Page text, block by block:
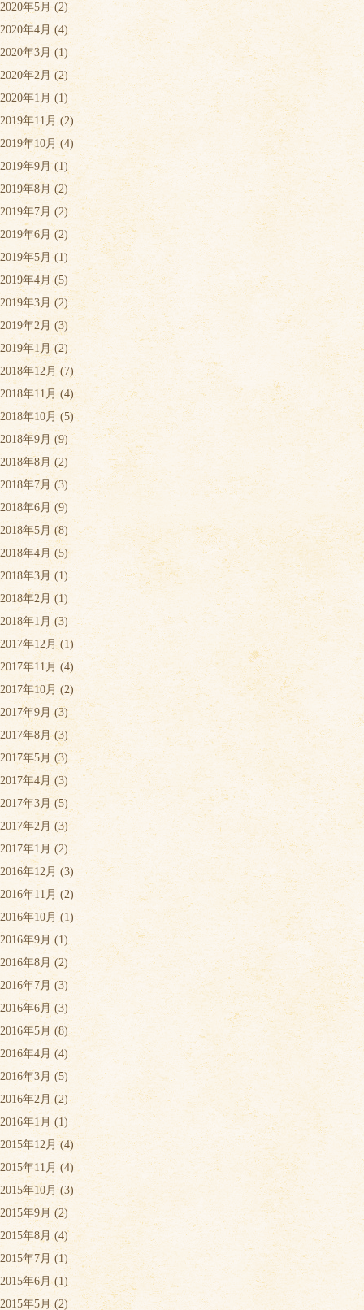
2020年5月(2)
2020年4月 (4)
2020年3月 (1)
2020年2月 (2)
2020年1月 (1)
2019年11月 (2)
2019年10月 (4)
2019年9月(1)
2019年8月 (2)
2019年7月 (2)
2019年6月 (2)
2019年5月 (1)
2019年4月(5)
2019年3月 (2)
2019年2月 (3)
2019年1月(2)
2018年12月 (7)
2018年11月 (4)
2018年10月 (5)
2018年9月 (9)
2018年8月 (2)
2018年7月 (3)
2018年6月 (9)
2018年5月 (8)
2018年4月 (5)
2018年3月 (1)
2018年2月 (1)
2018年1月 (3)
2017年12月 (1)
2017年11月 (4)
2017年10月 (2)
2017年9月 (3)
2017年8月(3)
2017年5月 (3)
2017年4月(3)
2017年3月 (5)
2017年2月 (3)
2017年1月 (2)
2016年12月 (3)
2016年11月 (2)
2016年10月 (1)
2016年9月 (1)
2016年8月 (2)
2016年7月 (3)
2016年6月(3)
2016年5月 (8)
2016年4月 (4)
2016年3月 (5)
2016年2月 (2)
2016年1月 (1)
2015年12月 (4)
2015年11月 (4)
2015年10月 (3)
2015年9月(2)
2015年8月 (4)
2015年7月 (1)
2015年6月(1)
2015年5月 (2)